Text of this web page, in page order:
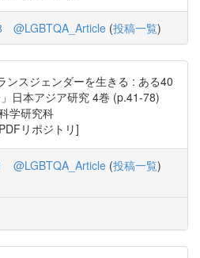
@LGBTQA_Article (投稿一覧)
ンスジェンダーを生きる : ある40
日本アジア研究 4巻 (p.41-78)
学研究科
リポジトリ]
@LGBTQA_Article (投稿一覧)